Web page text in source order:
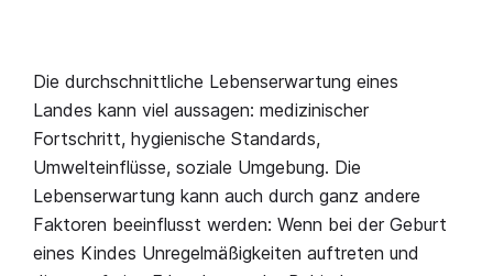
Die durchschnittliche Lebenserwartung eines
Landes kann viel aussagen: medizinischer
Fortschritt, hygienische Standards,
Umwelteinflüsse, soziale Umgebung. Die
Lebenserwartung kann auch durch ganz andere
Faktoren beeinflusst werden: Wenn bei der Geburt
eines Kindes Unregelmäßigkeiten auftreten und